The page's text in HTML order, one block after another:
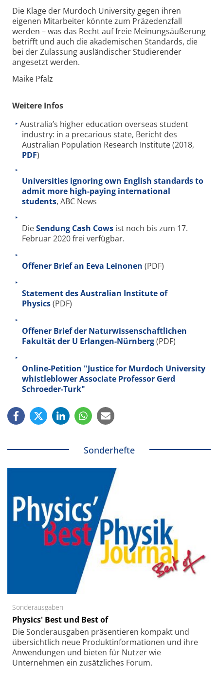
Die Klage der Murdoch University gegen ihren
eigenen Mitarbeiter könnte zum Präzedenzfall
werden – was das Recht auf freie Meinungsäußerung
betrifft und auch die akademischen Standards, die
bei der Zulassung ausländischer Studierender
angesetzt werden.
Maike Pfalz
Weitere Infos
Australia’s higher education overseas student
industry: in a precarious state, Bericht des
Australian Population Research Institute (2018,
PDF)
Universities ignoring own English standards to
admit more high-paying international
students, ABC News
DieSendung Cash Cows ist noch bis zum 17.
Februar 2020 frei verfügbar.
Offener Brief an Eeva Leinonen (PDF)
Statement des Australian Institute of
Physics(PDF)
Offener Brief der Naturwissenschaftlichen
Fakultät der U Erlangen-Nürnberg(PDF)
Online-Petition "Justice for Murdoch University
whistleblower Associate Professor Gerd
Schroeder-Turk"
Sonderhefte
Sonderausgaben
Physics' Best und Best of
Die Sonder­ausgaben präsentieren kompakt und
übersichtlich neue Produkt­informationen und ihre
Anwendungen und bieten für Nutzer wie
Unternehmen ein zusätzliches Forum.